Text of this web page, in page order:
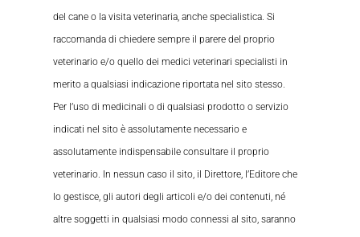
del cane o la visita veterinaria, anche specialistica. Si
raccomanda di chiedere sempre il parere del proprio
veterinario e/o quello dei medici veterinari specialisti in
merito a qualsiasi indicazione riportata nel sito stesso.
Per l’uso di medicinali o di qualsiasi prodotto o servizio
indicati nel sito è assolutamente necessario e
assolutamente indispensabile consultare il proprio
veterinario. In nessun caso il sito, il Direttore, l’Editore che
lo gestisce, gli autori degli articoli e/o dei contenuti, né
altre soggetti in qualsiasi modo connessi al sito, saranno